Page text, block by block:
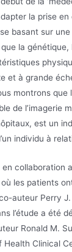
la prise
basant sur
la
et à grande
montrons que
de l’imagerie
est un
individu à
en collaboration
les patients
auteur Perry
l’étude a été
Ronald M.
Clinical